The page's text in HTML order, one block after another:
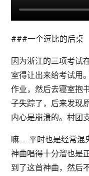
###一个逗比的后桌
因为浙江的三项考试
室得让出来给考试用
作业，然后去寝室抱
子失踪了，后来发现
内心是崩溃的。村团
嘛……平时也是经常混
神曲唱得十分溜也是
到了这首神曲，然后